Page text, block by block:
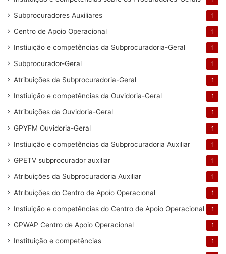
Subprocuradores Auxiliares 1
Centro de Apoio Operacional 1
Instiuição e competências da Subprocuradoria-Geral 1
Subprocurador-Geral 1
Atribuições da Subprocuradoria-Geral 1
Instiuição e competências da Ouvidoria-Geral 1
Atribuições da Ouvidoria-Geral 1
GPYFM Ouvidoria-Geral 1
Instiuição e competências da Subprocuradoria Auxiliar 1
GPETV subprocurador auxiliar 1
Atribuições da Subprocuradoria Auxiliar 1
Atribuições do Centro de Apoio Operacional 1
Instiuição e competências do Centro de Apoio Operacional 1
GPWAP Centro de Apoio Operacional 1
Instituição e competências 1